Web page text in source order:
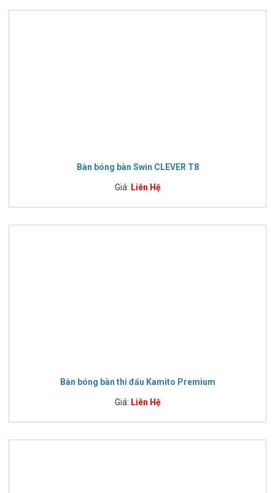
Bàn bóng bàn Swin CLEVER T8
Giá: Liên Hệ
Bàn bóng bàn thi đấu Kamito Premium
Giá: Liên Hệ